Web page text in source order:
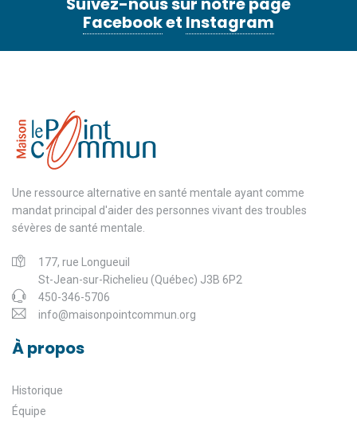
Facebooket Instagram
Une ressource alternative en santé mentale ayant comme
mandat principal d'aider des personnes vivant des troubles
sévères de santé mentale.
177, rue Longueuil
St-Jean-sur-Richelieu (Québec) J3B 6P2
450-346-5706
info@maisonpointcommun.org
À propos
Historique
Équipe